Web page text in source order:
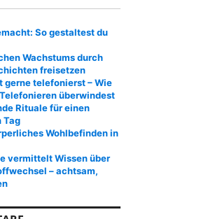
So gestaltest du
Wachstums durch
freisetzen
gerne telefonierst – Wie
überwindest
Rituale für einen
Tag
Wohlbefinden in
vermittelt Wissen über
– achtsam,